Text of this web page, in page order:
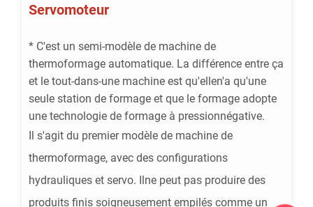
Servomoteur
* C'est un semi-modèle de machine de
thermoformage automatique. La différence entre ça
et le tout-dans-une machine est qu'ellen'a qu'une
seule station de formage et que le formage adopte
une technologie de formage à pressionnégative.
Il s'agit du premier modèle de machine de
thermoformage, avec des configurations
hydrauliques et servo. Ilne peut pas produire des
produits finis soigneusement empilés comme un